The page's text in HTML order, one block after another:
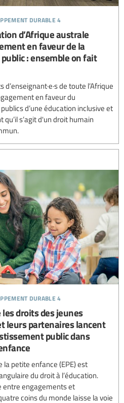
durable 4
d’Afrique australe
en faveur de la
: ensemble on fait
de toute l’Afrique
en faveur du
d’une éducation inclusive et
s’agit d'un droit humain
durable 4
droits des jeunes
leurs partenaires lancent
public dans
la petite enfance (EPE) est
du droit à l’éducation.
entre engagements et
coins du monde laisse la voie